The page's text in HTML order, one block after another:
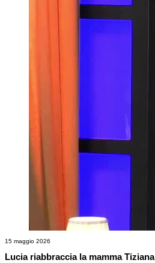
15 maggio 2026
Lucia riabbraccia la mamma Tiziana